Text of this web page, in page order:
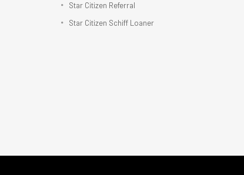
Star Citizen Referral
Star Citizen Schiff Loaner